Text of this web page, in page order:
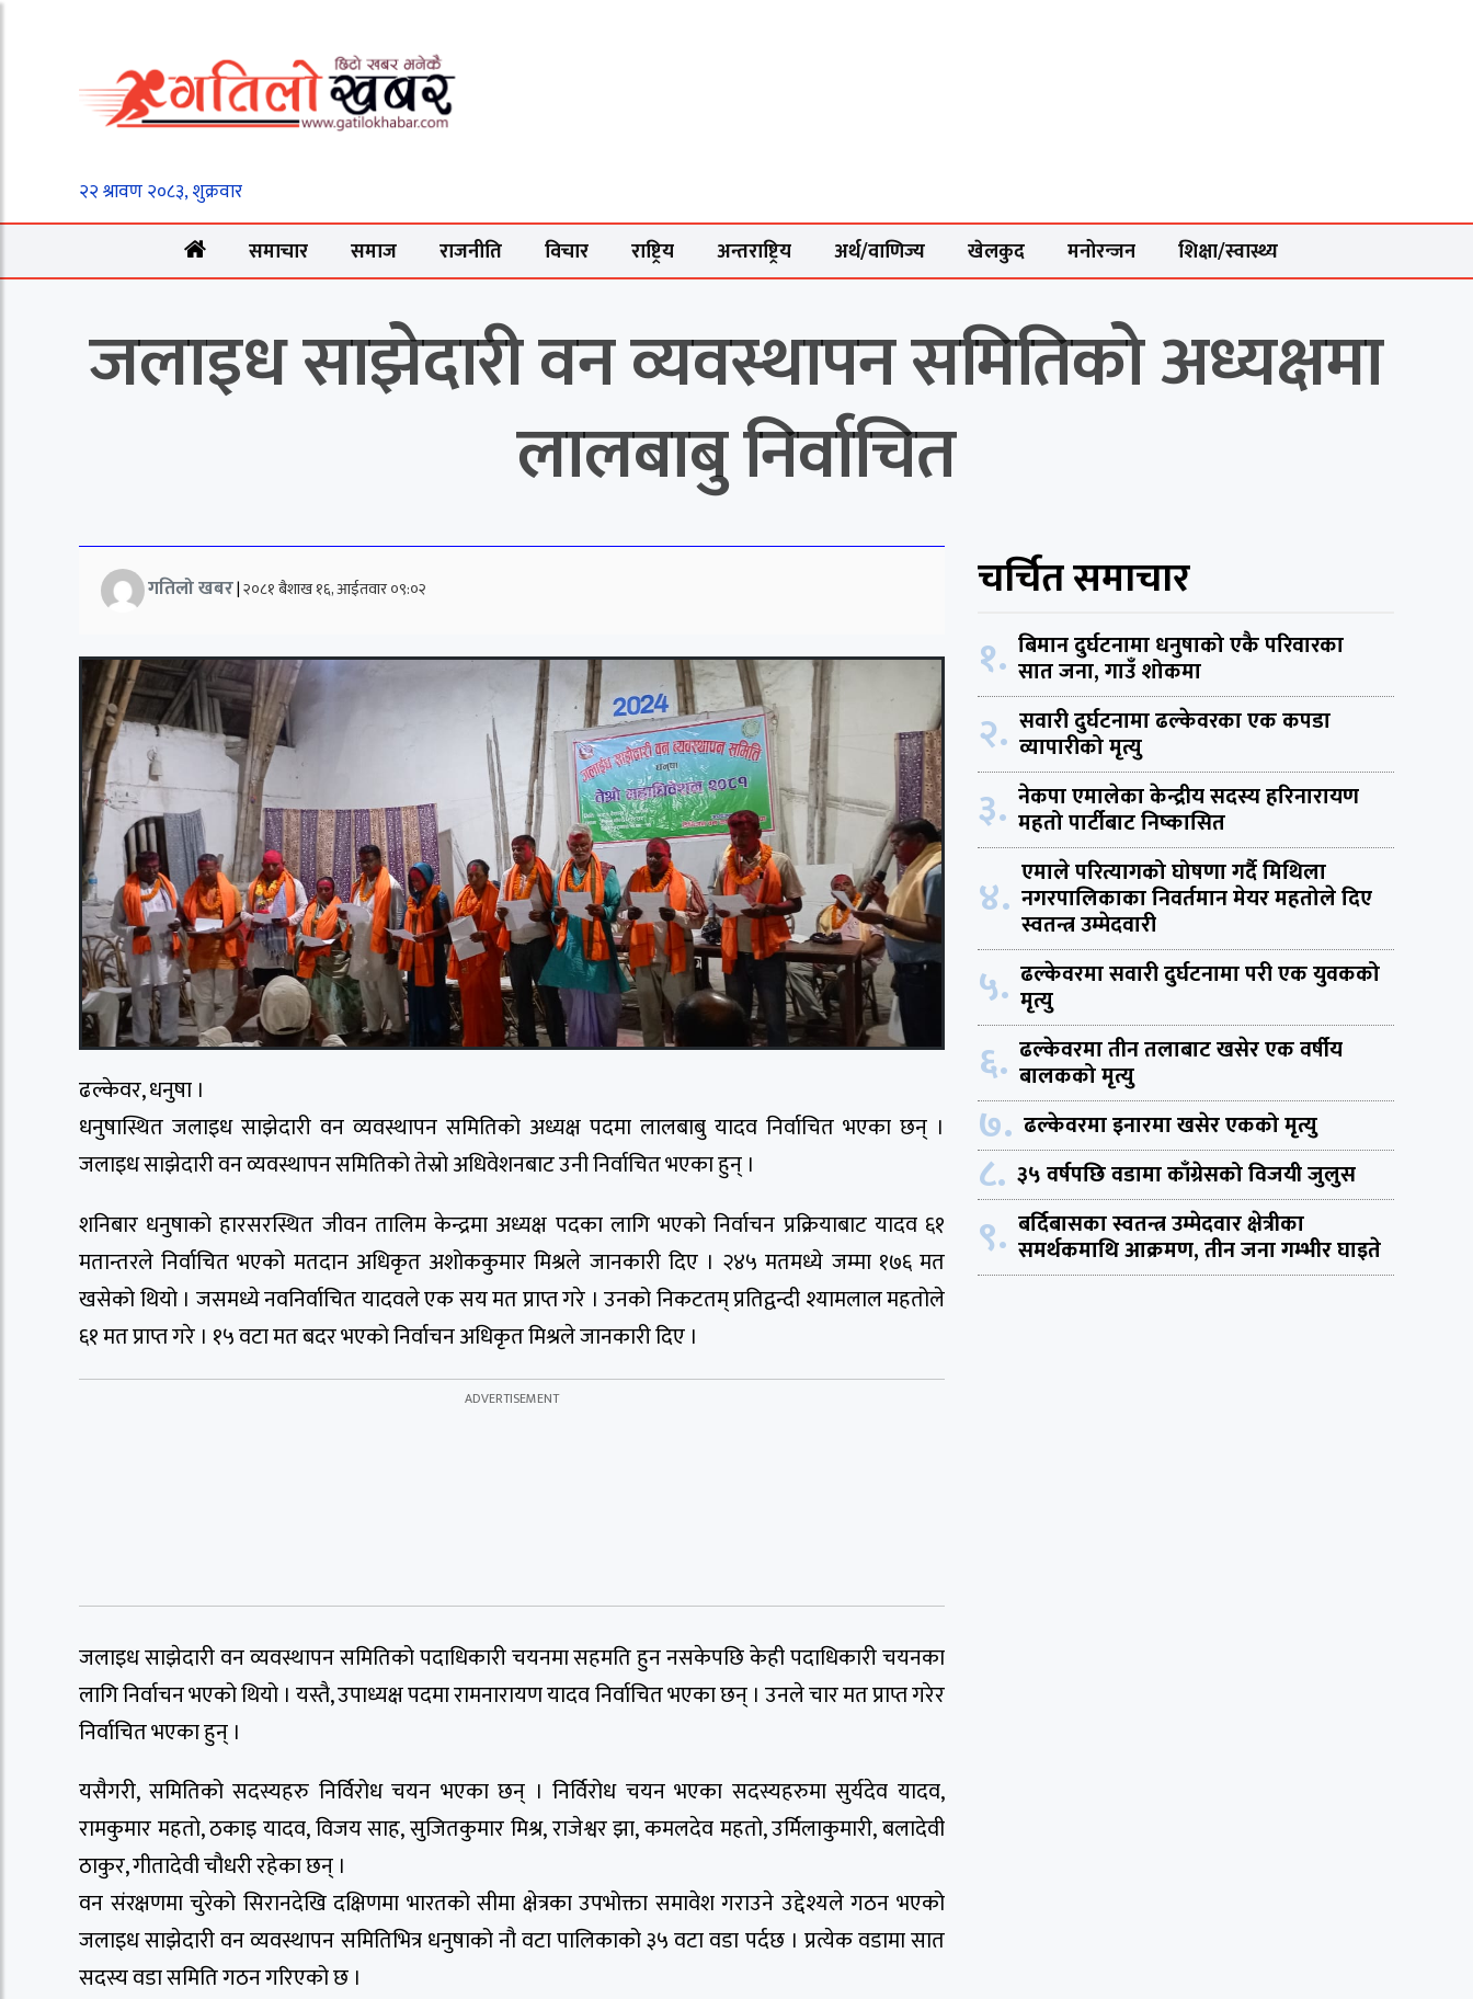
समाचार समाज राजनीति विचार राष्ट्रिय अन्तराष्ट्रिय अर्थ/वाणिज्य खेलकुद मनोरन्जन शिक्षा/स्वास्थ्य
जलाइध साझेदारी वन व्यवस्थापन समितिको अध्यक्षमा
लालबाबु निर्वाचित
गतिलो खबर|२०८१ बैशाख १६, आईतवार ०९:०२
ढल्केवर, धनुषा ।
धनुषास्थित जलाइध साझेदारी वन व्यवस्थापन समितिको अध्यक्ष पदमा लालबाबु यादव निर्वाचित भएका छन् ।
जलाइध साझेदारी वन व्यवस्थापन समितिको तेस्रो अधिवेशनबाट उनी निर्वाचित भएका हुन् ।
शनिबार धनुषाको हारसरस्थित जीवन तालिम केन्द्रमा अध्यक्ष पदका लागि भएको निर्वाचन प्रक्रियाबाट यादव ६१
मतान्तरले निर्वाचित भएको मतदान अधिकृत अशोककुमार मिश्रले जानकारी दिए । २४५ मतमध्ये जम्मा १७६ मत
खसेको थियो । जसमध्ये नवनिर्वाचित यादवले एक सय मत प्राप्त गरे । उनको निकटतम् प्रतिद्वन्दी श्यामलाल महतोले
६१ मत प्राप्त गरे । १५ वटा मत बदर भएको निर्वाचन अधिकृत मिश्रले जानकारी दिए ।
जलाइध साझेदारी वन व्यवस्थापन समितिको पदाधिकारी चयनमा सहमति हुन नसकेपछि केही पदाधिकारी चयनका
लागि निर्वाचन भएको थियो । यस्तै, उपाध्यक्ष पदमा रामनारायण यादव निर्वाचित भएका छन् । उनले चार मत प्राप्त गरेर
निर्वाचित भएका हुन् ।
यसैगरी, समितिको सदस्यहरु निर्विरोध चयन भएका छन् । निर्विरोध चयन भएका सदस्यहरुमा सुर्यदेव यादव,
रामकुमार महतो, ठकाइ यादव, विजय साह, सुजितकुमार मिश्र, राजेश्वर झा, कमलदेव महतो, उर्मिलाकुमारी, बलादेवी
ठाकुर, गीतादेवी चौधरी रहेका छन् ।
वन संरक्षणमा चुरेको सिरानदेखि दक्षिणमा भारतको सीमा क्षेत्रका उपभोक्ता समावेश गराउने उद्देश्यले गठन भएको
जलाइध साझेदारी वन व्यवस्थापन समितिभित्र धनुषाको नौ वटा पालिकाको ३५ वटा वडा पर्दछ । प्रत्येक वडामा सात
सदस्य वडा समिति गठन गरिएको छ ।
चर्चित समाचार
१. बिमान दुर्घटनामा धनुषाको एकै परिवारका
सात जना, गाउँ शोकमा
२. सवारी दुर्घटनामा ढल्केवरका एक कपडा
व्यापारीको मृत्यु
३. नेकपा एमालेका केन्द्रीय सदस्य हरिनारायण
महतो पार्टीबाट निष्कासित
४. एमाले परित्यागको घोषणा गर्दै मिथिला
नगरपालिकाका निवर्तमान मेयर महतोले दिए
स्वतन्त्र उम्मेदवारी
५. ढल्केवरमा सवारी दुर्घटनामा परी एक युवकको
मृत्यु
६. ढल्केवरमा तीन तलाबाट खसेर एक वर्षीय
बालकको मृत्यु
७. ढल्केवरमा इनारमा खसेर एकको मृत्यु
८. ३५ वर्षपछि वडामा काँग्रेसको विजयी जुलुस
९. बर्दिबासका स्वतन्त्र उम्मेदवार क्षेत्रीका
समर्थकमाथि आक्रमण, तीन जना गम्भीर घाइते